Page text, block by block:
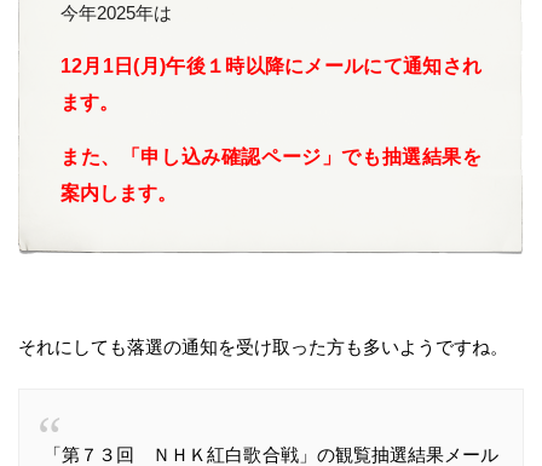
今年2025年は
12月1日(月)午後１時以降にメールにて通知され
ます。
また、「申し込み確認ページ」でも抽選結果を
案内します。
それにしても落選の通知を受け取った方も多いようですね。
「第７３回 ＮＨＫ紅白歌合戦」の観覧抽選結果メール